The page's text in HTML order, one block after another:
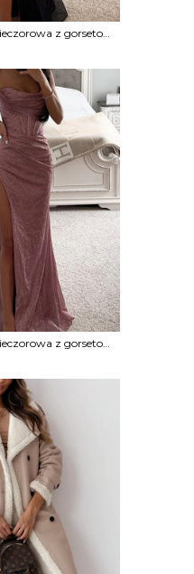
Sukienka maxi wieczorowa z gorsetowym topem Alija
Sukienka maxi wieczorowa z gorsetowym topem Alija